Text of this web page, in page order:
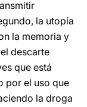
la utopía
la memoria y
descarte
que está
por el uso que
la droga